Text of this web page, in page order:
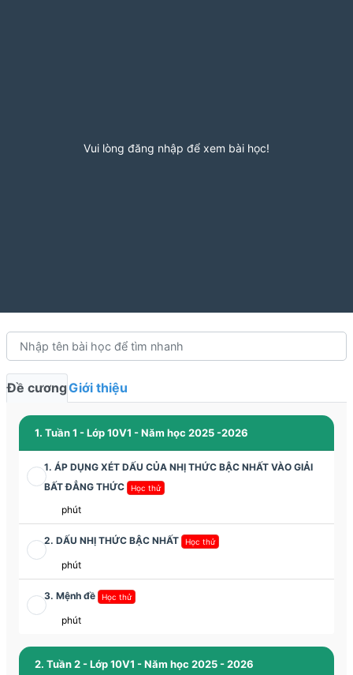
Vui lòng đăng nhập để xem bài học!
Đề cươngGiới thiệu
1. Tuần 1 - Lớp 10V1 - Năm học 2025 -2026
1. ÁP DỤNG XÉT DẤU CỦA NHỊ THỨC BẬC NHẤT VÀO GIẢI
BẤT ĐẲNG THỨC
Học thử
phút
2. DẤU NHỊ THỨC BẬC NHẤT Học thử
phút
3. Mệnh đề Học thử
phút
2. Tuần 2 - Lớp 10V1 - Năm học 2025 - 2026